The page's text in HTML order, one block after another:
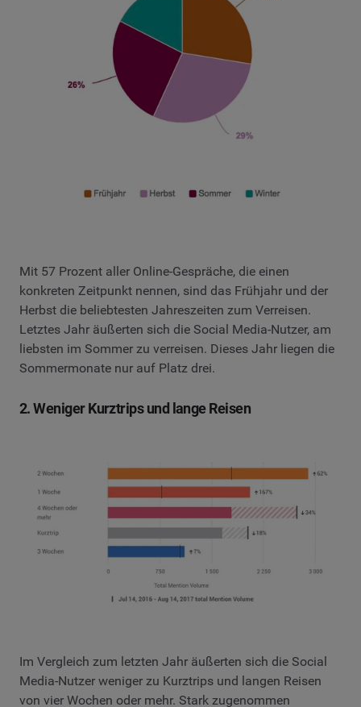
Mit 57 Prozent aller Online-Gespräche, die einen
konkreten Zeitpunkt nennen, sind das Frühjahr und der
Herbst die beliebtesten Jahreszeiten zum Verreisen.
Letztes Jahr äußerten sich die Social Media-Nutzer, am
liebsten im Sommer zu verreisen. Dieses Jahr liegen die
Sommermonate nur auf Platz drei.
2. Weniger Kurztrips und lange Reisen
Im Vergleich zum letzten Jahr äußerten sich die Social
Media-Nutzer weniger zu Kurztrips und langen Reisen
von vier Wochen oder mehr. Stark zugenommen